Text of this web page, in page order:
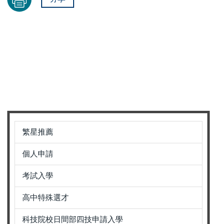
繁星推薦
個人申請
考試入學
高中特殊選才
科技院校日間部四技申請入學